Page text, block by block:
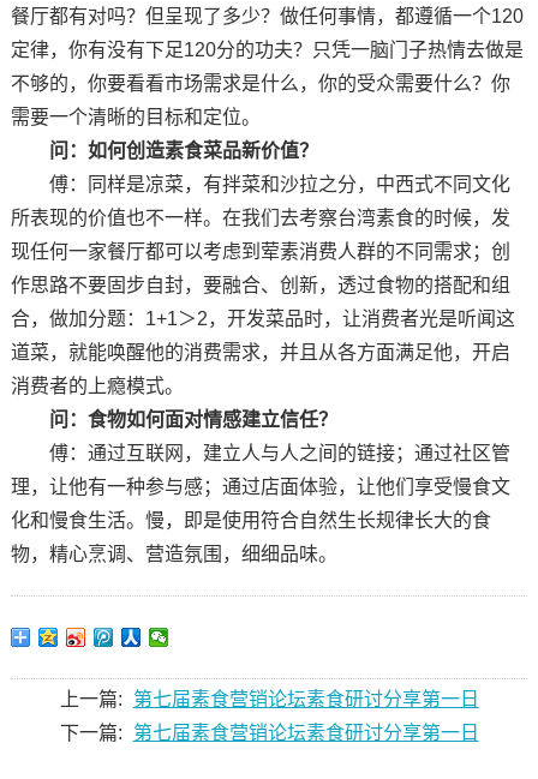
餐厅都有对吗？但呈现了多少？做任何事情，都遵循一个120
定律，你有没有下足120分的功夫？只凭一脑门子热情去做是
不够的，你要看看市场需求是什么，你的受众需要什么？你
需要一个清晰的目标和定位。
问：如何创造素食菜品新价值？
傅：同样是凉菜，有拌菜和沙拉之分，中西式不同文化
所表现的价值也不一样。在我们去考察台湾素食的时候，发
现任何一家餐厅都可以考虑到荤素消费人群的不同需求；创
作思路不要固步自封，要融合、创新，透过食物的搭配和组
合，做加分题：1+1＞2，开发菜品时，让消费者光是听闻这
道菜，就能唤醒他的消费需求，并且从各方面满足他，开启
消费者的上瘾模式。
问：食物如何面对情感建立信任？
傅：通过互联网，建立人与人之间的链接；通过社区管
理，让他有一种参与感；通过店面体验，让他们享受慢食文
化和慢食生活。慢，即是使用符合自然生长规律长大的食
物，精心烹调、营造氛围，细细品味。
上一篇:
第七届素食营销论坛素食研讨分享第一日
下一篇:
第七届素食营销论坛素食研讨分享第一日